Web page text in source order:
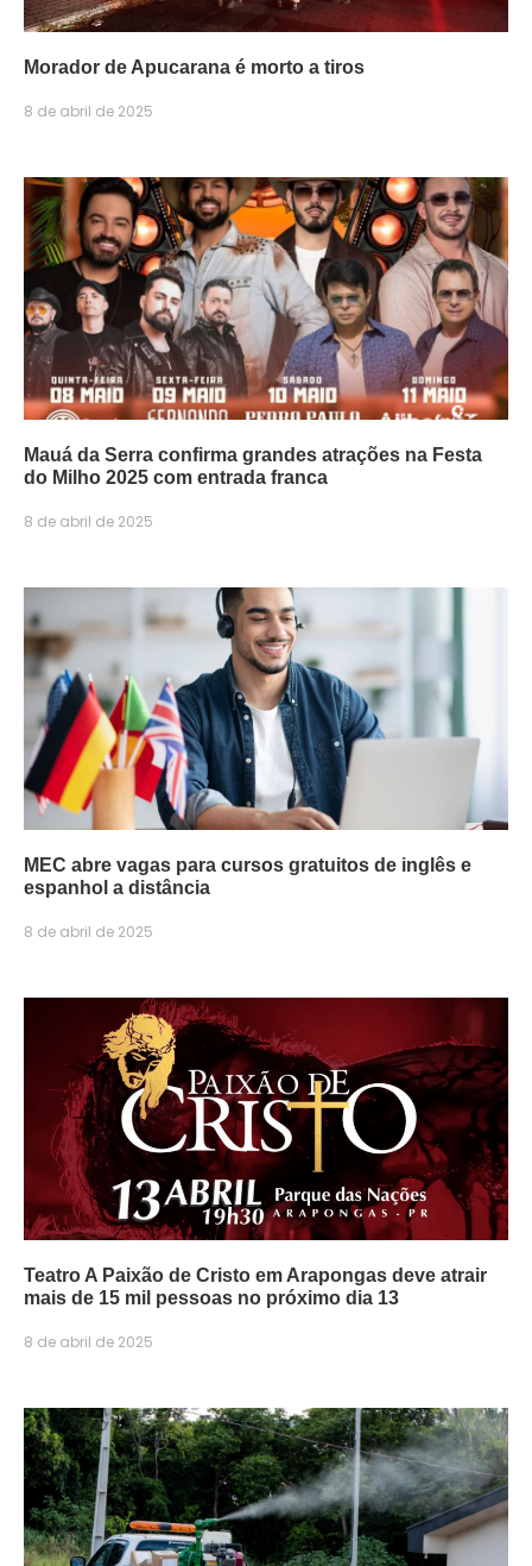
Morador de Apucarana é morto a tiros
8 de abril de 2025
Mauá da Serra confirma grandes atrações na Festa
do Milho 2025 com entrada franca
8 de abril de 2025
MEC abre vagas para cursos gratuitos de inglês e
espanhol a distância
8 de abril de 2025
Teatro A Paixão de Cristo em Arapongas deve atrair
mais de 15 mil pessoas no próximo dia 13
8 de abril de 2025